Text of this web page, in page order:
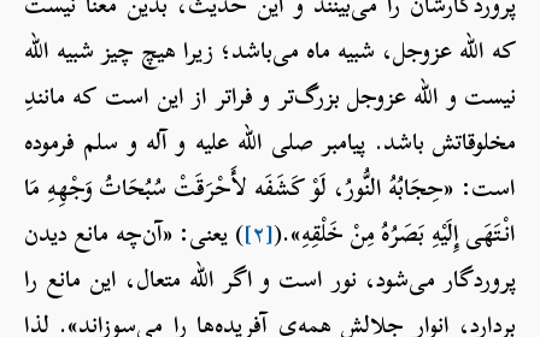
که الله عزوجل، شبیه ماه می‌باشد؛ زیرا هیچ چیز شبیه الله
نیست و الله عزوجل بزرگ‌تر و فراتر از این است که مانندِ
مخلوقاتش باشد. پیامبر صلی الله علیه و آله و سلم فرموده
است: «حِجَابُهُ النُّورُ، لَوْ كَشَفَه لأَحْرَقَتْ سُبُحَاتُ وَجْهِهِ مَا
انْتَهَى إِلَيْهِ بَصَرُهُ مِنْ خَلْقِهِ».([۲] ) یعنی: «آن‌چه مانع دیدن
پروردگار می‌شود، نور است و اگر الله متعال، این مانع را
بردارد، انوار جلالش همه‌ی آفریده‌ها را می‌سوزاند». لذا